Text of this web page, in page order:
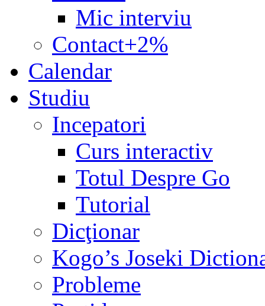
Mic interviu
Contact+2%
Calendar
Studiu
Incepatori
Curs interactiv
Totul Despre Go
Tutorial
Dicţionar
Kogo’s Joseki
Probleme